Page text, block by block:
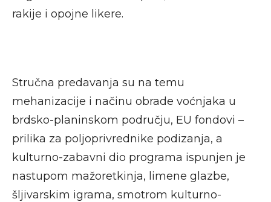
rakije i opojne likere.
Stručna predavanja su na temu
mehanizacije i načinu obrade voćnjaka u
brdsko-planinskom području, EU fondovi –
prilika za poljoprivrednike podizanja, a
kulturno-zabavni dio programa ispunjen je
nastupom mažoretkinja, limene glazbe,
šljivarskim igrama, smotrom kulturno-